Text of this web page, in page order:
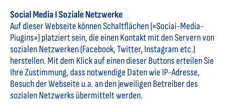
Social Media I Soziale Netzwerke
Auf dieser Webseite können Schaltflächen («Sociai-Media-
Piugins») platziert sein, die einen Kontakt mit den Servern von
sozialen Netzwerken (Facebook, Twitter, lnstagram etc.)
herstellen. Mit dem Klick auf einen dieser Buttons erteilen Sie
Ihre Zustimmung, dass notwendige Daten wie IP-Adresse,
Besuch der Webseite u.a. an den jeweiligen Betreiber des
sozialen Netzwerks übermittelt werden.